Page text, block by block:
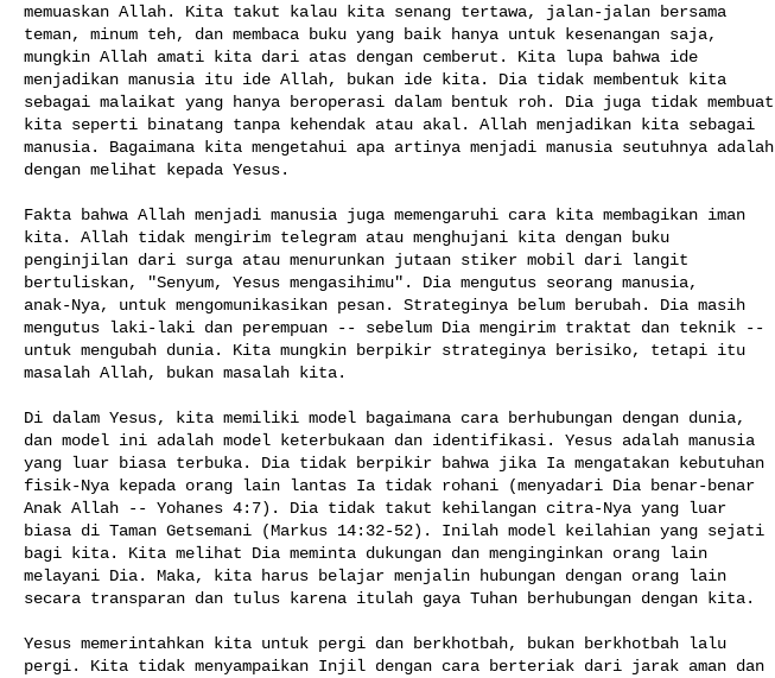
memuaskan Allah. Kita takut kalau kita senang tertawa, jalan-jalan bersama
teman, minum teh, dan membaca buku yang baik hanya untuk kesenangan saja,
mungkin Allah amati kita dari atas dengan cemberut. Kita lupa bahwa ide
menjadikan manusia itu ide Allah, bukan ide kita. Dia tidak membentuk kita
sebagai malaikat yang hanya beroperasi dalam bentuk roh. Dia juga tidak membuat
kita seperti binatang tanpa kehendak atau akal. Allah menjadikan kita sebagai
manusia. Bagaimana kita mengetahui apa artinya menjadi manusia seutuhnya adalah
dengan melihat kepada Yesus.
Fakta bahwa Allah menjadi manusia juga memengaruhi cara kita membagikan iman
kita. Allah tidak mengirim telegram atau menghujani kita dengan buku
penginjilan dari surga atau menurunkan jutaan stiker mobil dari langit
bertuliskan, "Senyum, Yesus mengasihimu". Dia mengutus seorang manusia,
anak-Nya, untuk mengomunikasikan pesan. Strateginya belum berubah. Dia masih
mengutus laki-laki dan perempuan -- sebelum Dia mengirim traktat dan teknik --
untuk mengubah dunia. Kita mungkin berpikir strateginya berisiko, tetapi itu
masalah Allah, bukan masalah kita.
Di dalam Yesus, kita memiliki model bagaimana cara berhubungan dengan dunia,
dan model ini adalah model keterbukaan dan identifikasi. Yesus adalah manusia
yang luar biasa terbuka. Dia tidak berpikir bahwa jika Ia mengatakan kebutuhan
fisik-Nya kepada orang lain lantas Ia tidak rohani (menyadari Dia benar-benar
Anak Allah -- Yohanes 4:7). Dia tidak takut kehilangan citra-Nya yang luar
biasa di Taman Getsemani (Markus 14:32-52). Inilah model keilahian yang sejati
bagi kita. Kita melihat Dia meminta dukungan dan menginginkan orang lain
melayani Dia. Maka, kita harus belajar menjalin hubungan dengan orang lain
secara transparan dan tulus karena itulah gaya Tuhan berhubungan dengan kita.
Yesus memerintahkan kita untuk pergi dan berkhotbah, bukan berkhotbah lalu
pergi. Kita tidak menyampaikan Injil dengan cara berteriak dari jarak aman dan